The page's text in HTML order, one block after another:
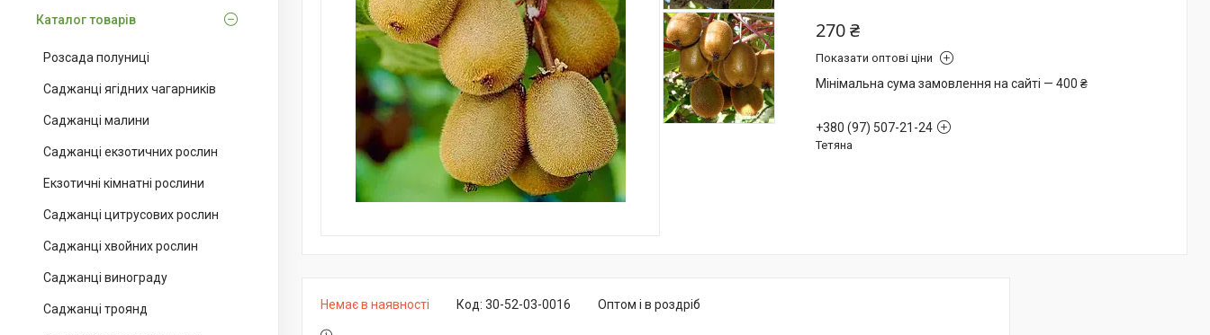
Каталог товарів
Розсада полуниці
Саджанці ягідних чагарників
Саджанці малини
Саджанці екзотичних рослин
Екзотичні кімнатні рослини
Саджанці цитрусових рослин
Саджанці хвойних рослин
Саджанці винограду
Саджанці троянд
270 ₴
Показати оптові ціни
Мінімальна сума замовлення на сайті — 400 ₴
+380 (97) 507-21-24
Тетяна
Немає в наявності Оптом і в роздріб
Код: 30-52-03-0016